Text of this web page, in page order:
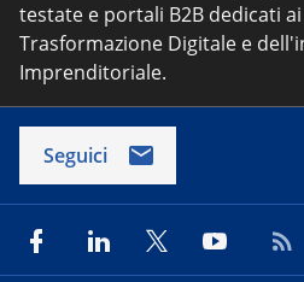
testate e portali B2B dedicati
Trasformazione Digitale e
Imprenditoriale.
Seguici